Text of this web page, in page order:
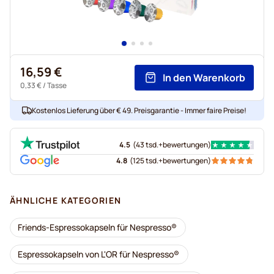
16,59 €
0,33 €/ Tasse
In den Warenkorb
Kostenlos Lieferung über € 49. Preisgarantie - Immer faire Preise!
4.5 (43 tsd.+bewertungen)
4.8 (125 tsd.+bewertungen)
ÄHNLICHE KATEGORIEN
Friends-Espressokapseln für Nespresso®
Espressokapseln von L'OR für Nespresso®